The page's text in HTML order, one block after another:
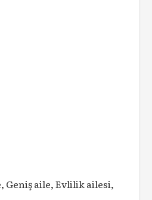
Geniş aile, Evlilik ailesi,